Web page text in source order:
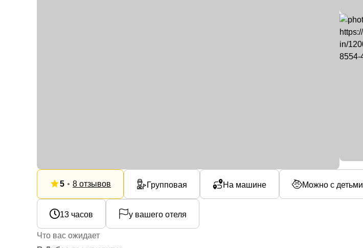
5 8 отзывов Групповая На машине Можно с детьми
13 часов у вашего отеля
Что вас ожидает